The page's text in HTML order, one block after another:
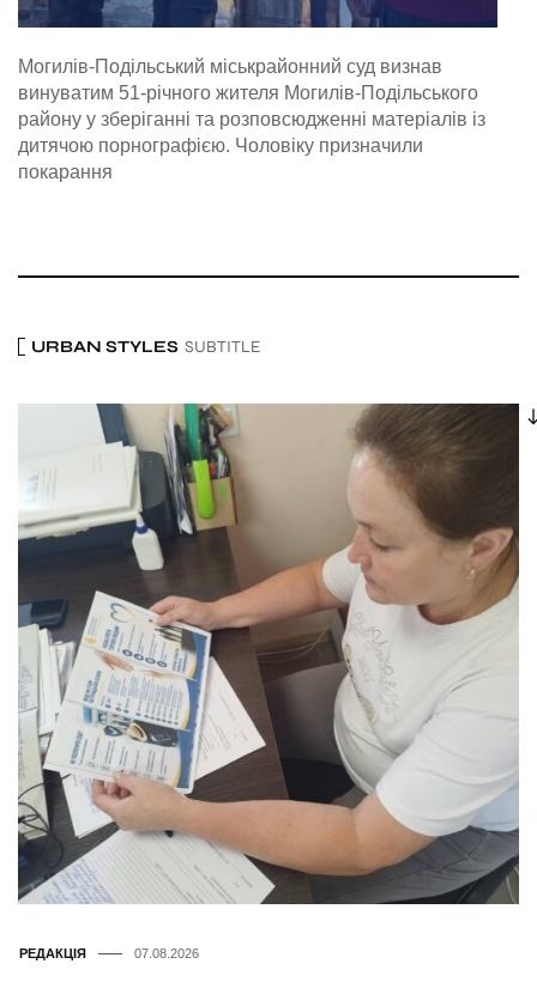
Могилів-Подільський міськрайонний суд визнав
винуватим 51-річного жителя Могилів-Подільського
району у зберіганні та розповсюдженні матеріалів із
дитячою порнографією. Чоловіку призначили
покарання
URBAN STYLES SUBTITLE
РЕДАКЦІЯ 07.08.2026